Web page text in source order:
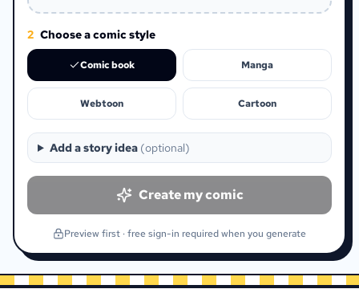
2 Choose a comic style
Comic book Manga
Webtoon Cartoon
Add a story idea (optional)
Create my comic
Preview first · free sign-in required when you generate